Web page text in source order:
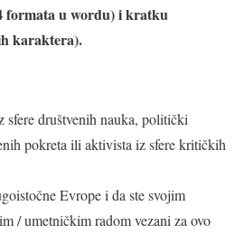
formata u wordu) i kratku
karaktera).
sfere društvenih nauka, politički
pokreta ili aktivista iz sfere kritičkih
Evrope i da ste svojim
/ umetničkim radom vezani za ovo